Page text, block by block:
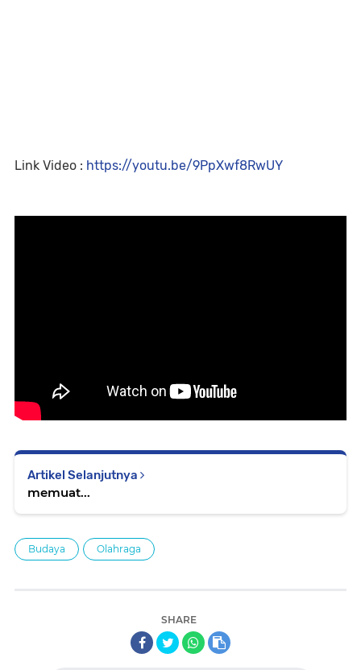
Link Video : https://youtu.be/9PpXwf8RwUY
Artikel Selanjutnya
memuat...
Budaya Olahraga
SHARE